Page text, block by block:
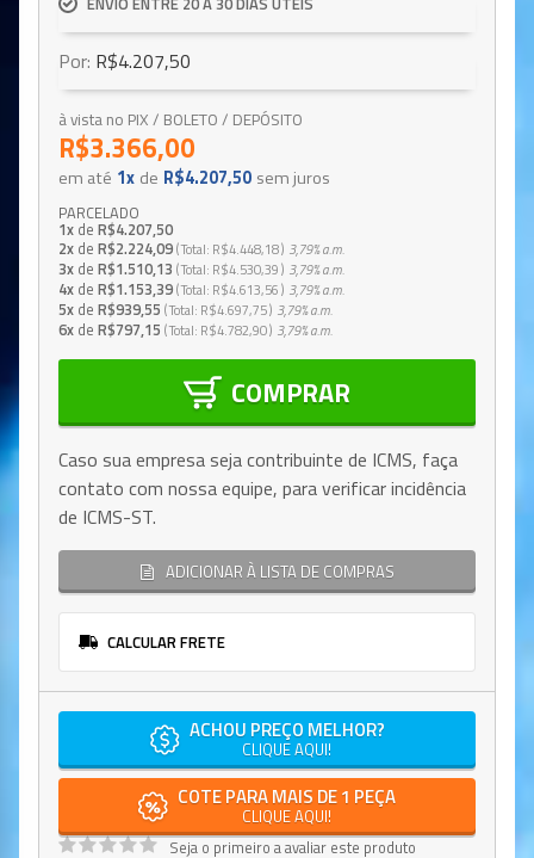
Por: R$4.207,50
à vista no PIX / BOLETO / DEPÓSITO
R$3.366,00
em até 1x de R$4.207,50 sem juros
PARCELADO
1x de R$4.207,50
2x de R$2.224,09 Total R$4.448,18 3,79%a.m.
3x de R$1.510,13 Total R$4.530,39 3,79%a.m.
4x de R$1.153,39 Total R$4.613,56 3,79%a.m.
5x de R$939,55 Total R$4.697,75 3,79%a.m.
6x de R$797,15 Total R$4.782,90 3,79%a.m.
COMPRAR
Caso sua empresa seja contribuinte de ICMS, faça
contato com nossa equipe, para verificar incidência
de ICMS-ST.
ADICIONAR À LISTA DE COMPRAS
CALCULAR FRETE
ACHOU PREÇO MELHOR?
CLIQUE AQUI!
COTE PARA MAIS DE 1 PEÇA
CLIQUE AQUI!
Seja o primeiro a avaliar este produto